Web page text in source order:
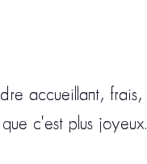
accueillant, frais,
c'est plus joyeux.